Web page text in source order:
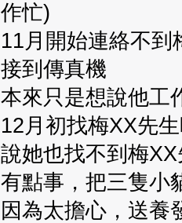
作忙)
11月開始連絡不
接到傳真機
本來只是想說他工
12月初找梅XX先
說她也找不到梅
有點事，把三隻小
因為太擔心，送養